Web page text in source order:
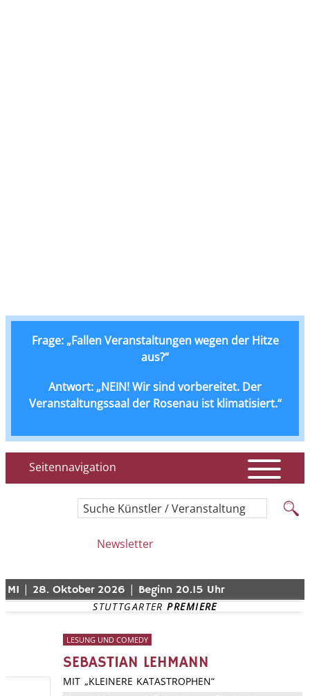
Frage: „Fallen Veranstaltungen wegen der Hitze
aus?“
Antwort: „NEIN! Wir sind vorbereitet. Der
Veranstaltungssaal der Rosenau ist klimatisiert.“
Seitennavigation
Suche Künstler / Veranstaltung
Newsletter
MI | 28. Oktober 2026 | Beginn 20.15 Uhr
STUTTGARTER PREMIERE
LESUNG UND COMEDY
SEBASTIAN LEHMANN
MIT „KLEINERE KATASTROPHEN“